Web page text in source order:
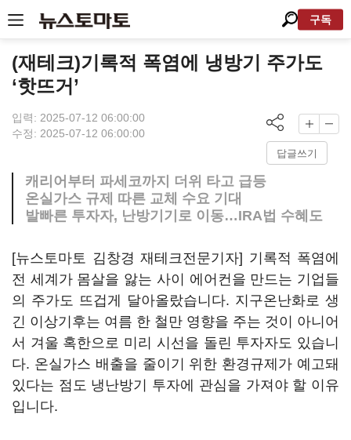
구독
(재테크)기록적 폭염에 냉방기 주가도
‘핫뜨거’
입력: 2025-07-12 06:00:00
수정: 2025-07-12 06:00:00
답글쓰기
캐리어부터 파세코까지 더위 타고 급등
온실가스 규제 따른 교체 수요 기대
발빠른 투자자, 난방기기로 이동…IRA법 수혜도
[뉴스토마토 김창경 재테크전문기자] 기록적 폭염에
전 세계가 몸살을 앓는 사이 에어컨을 만드는 기업들
의 주가도 뜨겁게 달아올랐습니다. 지구온난화로 생
긴 이상기후는 여름 한 철만 영향을 주는 것이 아니어
서 겨울 혹한으로 미리 시선을 돌린 투자자도 있습니
다. 온실가스 배출을 줄이기 위한 환경규제가 예고돼
있다는 점도 냉난방기 투자에 관심을 가져야 할 이유
입니다.